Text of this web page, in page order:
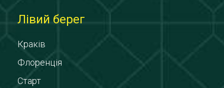
Лівий берег
Краків
Флоренція
Старт